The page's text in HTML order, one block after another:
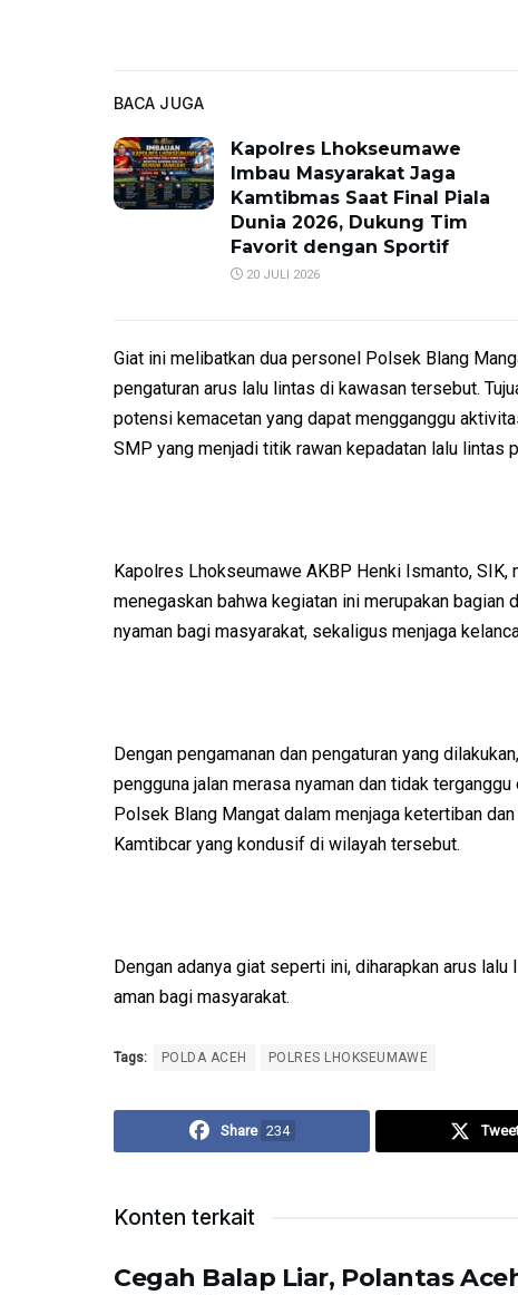
BACA JUGA
Kapolres Lhokseumawe
Imbau Masyarakat Jaga
Kamtibmas Saat Final Piala
Dunia 2026, Dukung Tim
Favorit dengan Sportif
20 JULI 2026
Giat ini melibatkan dua personel Polsek Blang
pengaturan arus lalu lintas di kawasan tersebut.
potensi kemacetan yang dapat mengganggu
SMP yang menjadi titik rawan kepadatan lalu lintas
Kapolres Lhokseumawe AKBP Henki Ismanto,
menegaskan bahwa kegiatan ini merupakan bagian
nyaman bagi masyarakat, sekaligus menjaga
Dengan pengamanan dan pengaturan yang
pengguna jalan merasa nyaman dan tidak
Polsek Blang Mangat dalam menjaga ketertiban
Kamtibcar yang kondusif di wilayah tersebut.
Dengan adanya giat seperti ini, diharapkan arus
aman bagi masyarakat.
Tags: POLDA ACEH POLRES LHOKSEUMAWE
Share 234
Konten terkait
Cegah Balap Liar, Polantas